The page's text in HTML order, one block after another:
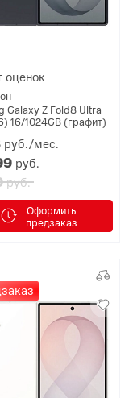
оценок
Galaxy Z Fold8 Ultra
16/1024GB (графит)
руб./мес.
руб.
руб.
Оформить
предзаказ